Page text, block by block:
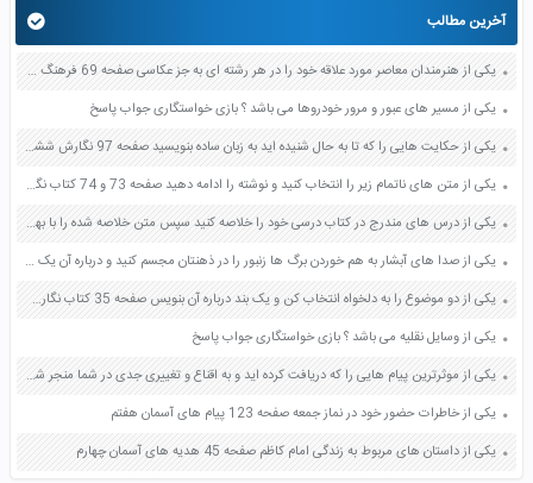
آخرین مطالب
یکی از هنرمندان معاصر مورد علاقه خود را در هر رشته ای به جز عکاسی صفحه 69 فرهنگ و هنر نهم
یکی از مسیر های عبور و مرور خودروها می باشد ؟ بازی خواستگاری جواب پاسخ
یکی از حکایت هایی را که تا به حال شنیده اید به زبان ساده بنویسید صفحه 97 نگارش ششم دبستان
یکی از متن های ناتمام زیر را انتخاب کنید و نوشته را ادامه دهید صفحه 73 و 74 کتاب نگارش فارسی پنجم دبستان
یکی از درس های مندرج در کتاب درسی خود را خلاصه کنید سپس متن خلاصه شده را با بهره گیری از روش های دسته بندی نمودار جدول نقشه مفهومی نشان دهید صفحه 118 نگارش یازدهم
یکی از صدا های آبشار به هم خوردن برگ ها زنبور را در ذهنتان مجسم کنید و درباره آن یک بند بنویسید صفحه 11 نگارش پنجم
یکی از دو موضوع را به دلخواه انتخاب کن و یک بند درباره آن بنویس صفحه 35 کتاب نگارش فارسی سوم
یکی از وسایل نقلیه می باشد ؟ بازی خواستگاری جواب پاسخ
یکی از موثرترین پیام هایی را که دریافت کرده اید و به اقناع و تغییری جدی در شما منجر شده است برسی کنید و علت این تاثیر گذاری قابل توجه را بنویسید صفحه 52 تفکر و سواد رسانه ای دهم
یکی از خاطرات حضور خود در نماز جمعه صفحه 123 پیام های آسمان هفتم
یکی از داستان های مربوط به زندگی امام کاظم صفحه 45 هدیه های آسمان چهارم